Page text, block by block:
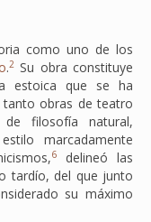
como uno de los
.2 ​ Su obra constituye
estoica que se ha
tanto obras de teatro
filosofía natural,
marcadamente
6​ delineó las
tardío, del que junto
su máximo